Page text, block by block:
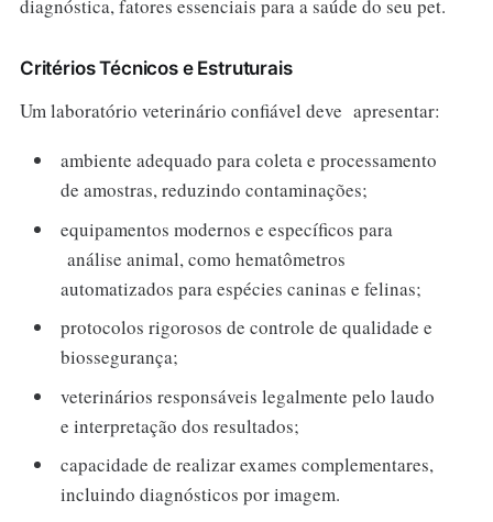
diagnóstica, fatores essenciais para a saúde do seu pet.
Critérios Técnicos e Estruturais
Um laboratório veterinário confiável deve apresentar:
ambiente adequado para coleta e processamento
de amostras, reduzindo contaminações;
equipamentos modernos e específicos para
análise animal, como hematômetros
automatizados para espécies caninas e felinas;
protocolos rigorosos de controle de qualidade e
biossegurança;
veterinários responsáveis legalmente pelo laudo
e interpretação dos resultados;
capacidade de realizar exames complementares,
incluindo diagnósticos por imagem.